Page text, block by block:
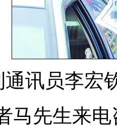
讯员李宏
先生来电